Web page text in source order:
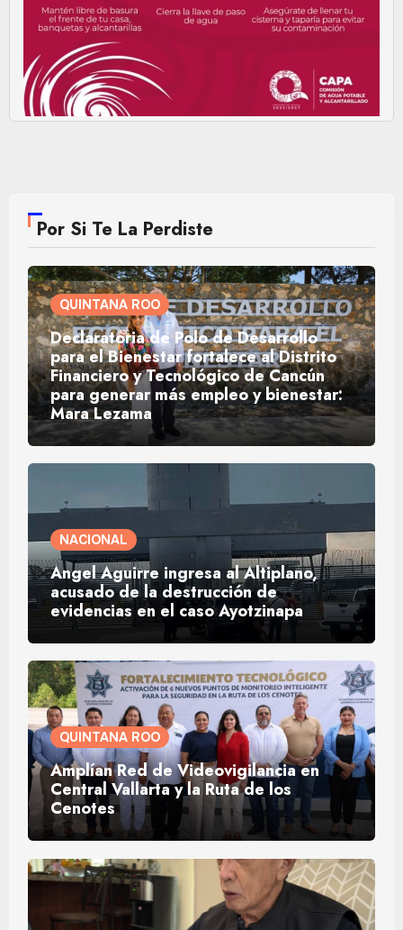
Por Si Te La Perdiste
QUINTANA ROO
Declaratoria de Polo de Desarrollo
para el Bienestar fortalece al Distrito
Financiero y Tecnológico de Cancún
para generar más empleo y bienestar:
Mara Lezama
NACIONAL
Ángel Aguirre ingresa al Altiplano,
acusado de la destrucción de
evidencias en el caso Ayotzinapa
QUINTANA ROO
Amplían Red de Videovigilancia en
Central Vallarta y la Ruta de los
Cenotes